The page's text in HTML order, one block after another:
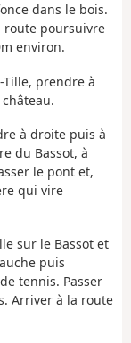
dans le bois.
route poursuivre
environ.
Tille, prendre à
à droite puis à
du Bassot, à
le pont et,
qui vire
sur le Bassot et
puis
tennis. Passer
Arriver à la route